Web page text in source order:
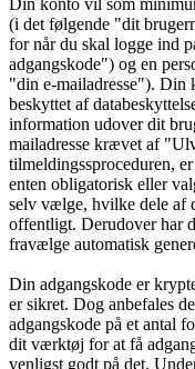
Din konto vil som
(i det følgende "dit
for når du skal logge ind
adgangskode") og en
"din e-mailadresse").
beskyttet af
information udover dit
mailadresse krævet af
tilmeldingssproceduren,
enten obligatorisk eller
selv vælge, hvilke dele af
offentligt. Derudover har
fravælge automatisk
Din adgangskode er
er sikret. Dog anbefales
adgangskode på et antal
dit værktøj for at få
venligst godt på det.